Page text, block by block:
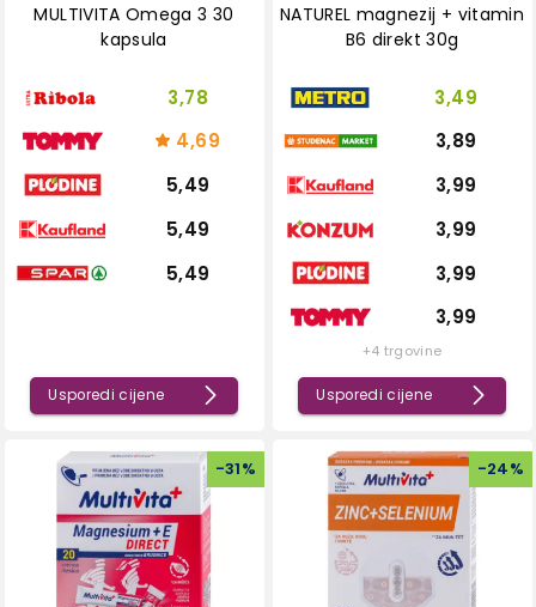
MULTIVITA Omega 3 30
kapsula
3,78
4,69
5,49
5,49
5,49
Usporedi cijene
NATUREL magnezij + vitamin
B6 direkt 30g
3,49
3,89
3,99
3,99
3,99
3,99
+4 trgovine
Usporedi cijene
-31% -24%